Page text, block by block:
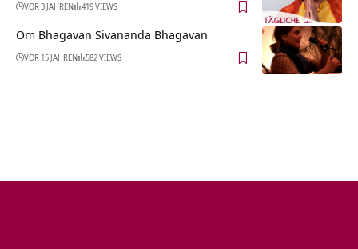
VOR 3 JAHREN 419 VIEWS
Om Bhagavan Sivananda Bhagavan
VOR 15 JAHREN 582 VIEWS